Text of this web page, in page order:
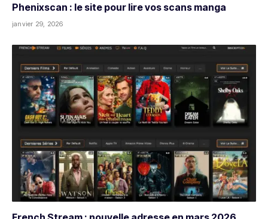
Phenixscan : le site pour lire vos scans manga
janvier 29, 2026